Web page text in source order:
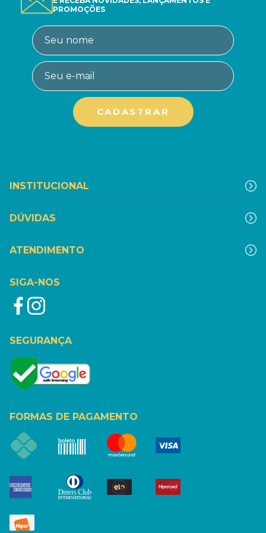
PROMOÇÕES
INSTITUCIONAL
DÚVIDAS
ATENDIMENTO
SIGA-NOS
SEGURANÇA
FORMAS DE PAGAMENTO